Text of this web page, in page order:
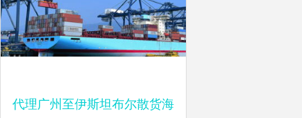
代理广州至伊斯坦布尔散货海